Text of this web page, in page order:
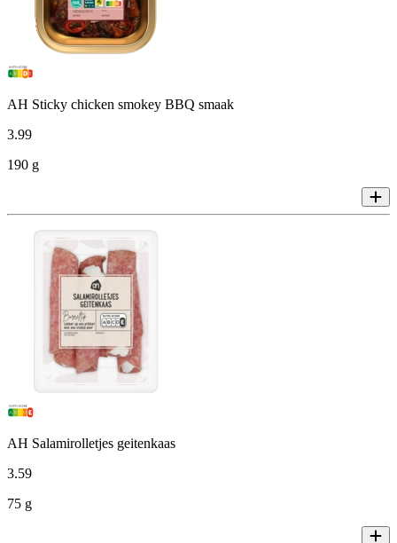
AH Sticky chicken smokey BBQ smaak
3.99
190 g
AH Salamirolletjes geitenkaas
3.59
75 g